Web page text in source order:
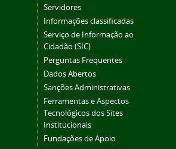
Servidores
Informações classificadas
Serviço de Informação ao
Cidadão (SIC)
Perguntas Frequentes
Dados Abertos
Sanções Administrativas
Ferramentas e Aspectos
Tecnológicos dos Sites
Institucionais
Fundações de Apoio